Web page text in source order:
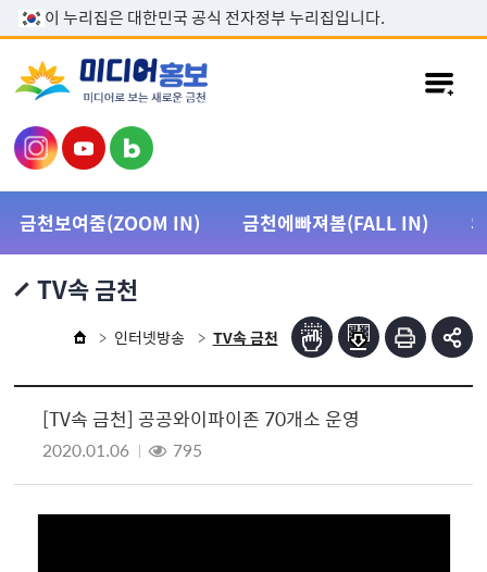
본문 바로가기
이 누리집은 대한민국 공식 전자정부 누리집입니다.
금천보여줌(ZOOM IN) 금천에빠져봄(FALL IN)
TV속 금천
인터넷방송 TV속 금천
[TV속 금천] 공공와이파이존 70개소 운영
2020.01.06 795